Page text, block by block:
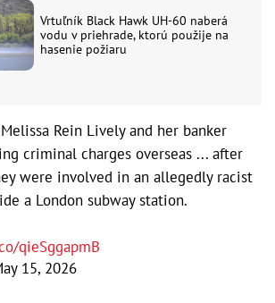
Vrtuľník Black Hawk UH-60 naberá
vodu v priehrade, ktorú použije na
hasenie požiaru
Rein Lively and her banker
criminal charges overseas ... after
were involved in an allegedly racist
a London subway station.
qieSggapmB
15, 2026